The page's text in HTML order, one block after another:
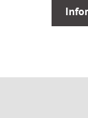
FOKUS
Quellen
wie